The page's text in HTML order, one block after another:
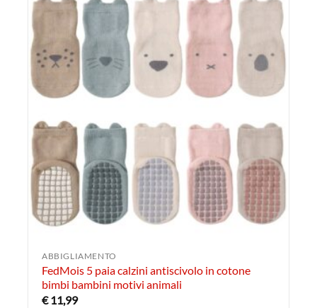
ABBIGLIAMENTO
FedMois 5 paia calzini antiscivolo in cotone
bimbi bambini motivi animali
€11,99